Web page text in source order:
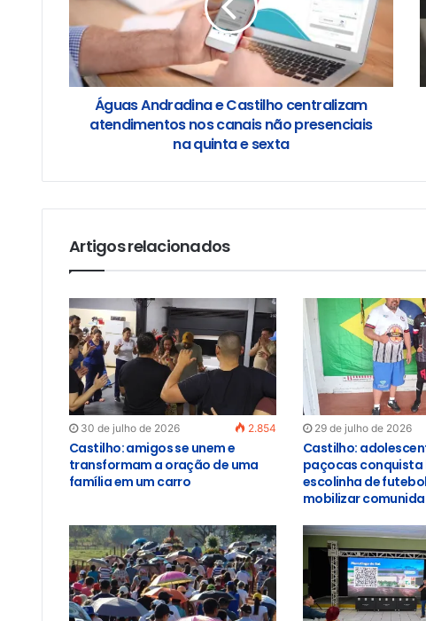
Águas Andradina e Castilho centralizam
atendimentos nos canais não presenciais
na quinta e sexta
Artigos relacionados
30 de julho de 2026 2.854
Castilho: amigos se unem e
transformam a oração de uma
família em um carro
29 de julho de 2026
Castilho:
paçocas conquista
escolinha de
mobilizar